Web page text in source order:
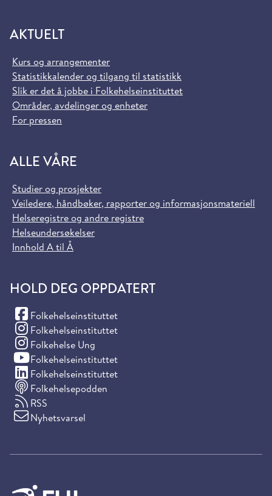
AKTUELT
Kurs og arrangementer
Statistikkalender og tilgang til statistikk
Slik er det å jobbe i Folkehelseinstituttet
Områder, avdelinger og enheter
For pressen
ALLE VÅRE
Studier og prosjekter
Veiledere, håndbøker, rapporter og informasjonsmateriell
Helseregistre og andre registre
Helseundersøkelser
Innhold A til Å
HOLD DEG OPPDATERT
Folkehelseinstituttet
(Facebook)
Folkehelseinstituttet
(Instagram)
Folkehelse Ung
(Instagram)
Folkehelseinstituttet
(YouTube)
Folkehelseinstituttet
(LinkedIn)
Folkehelsepodden
RSS
Nyhetsvarsel